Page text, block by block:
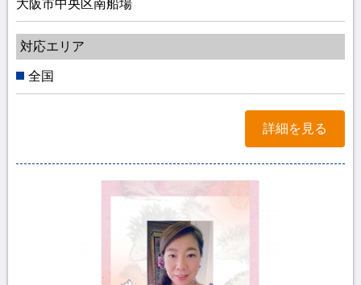
大阪市中央区南船場
対応エリア
全国
詳細を見る